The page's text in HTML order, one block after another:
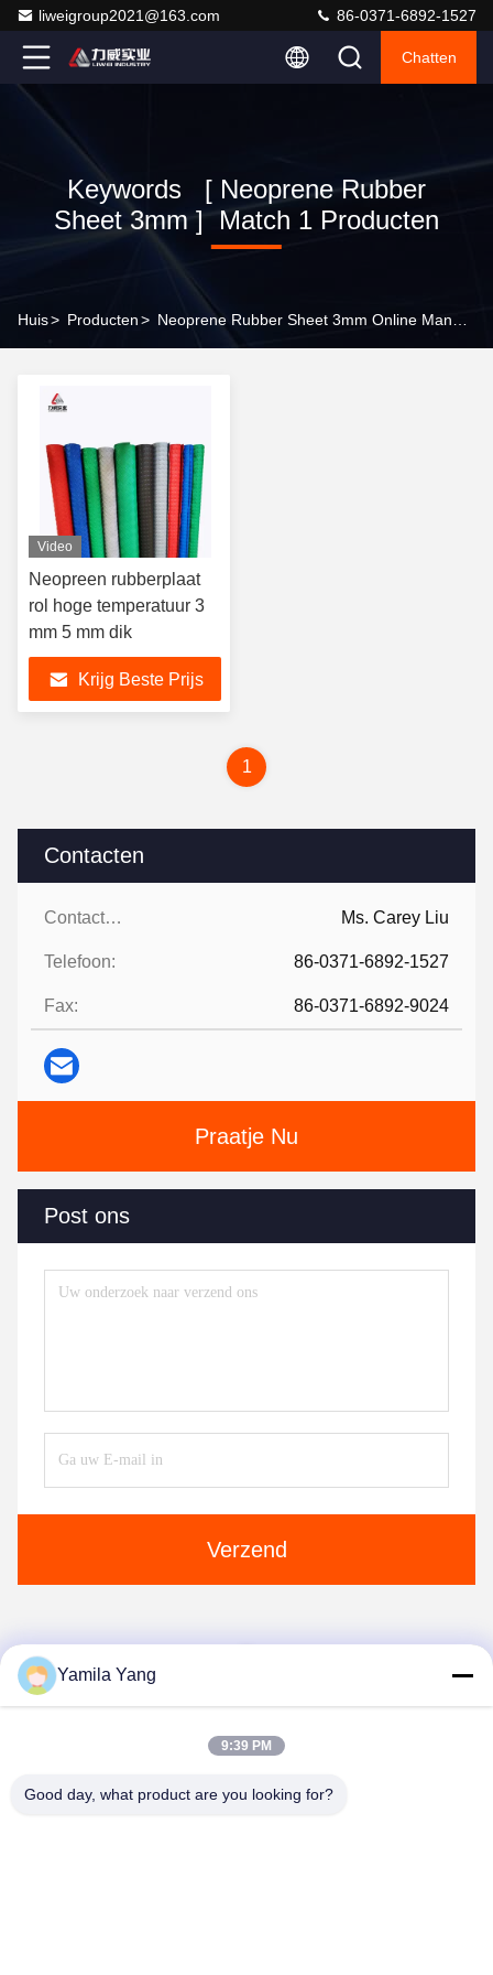
liweigroup2021@163.com 86-0371-6892-1527
Chatten
Keywords [ Neoprene Rubber
Sheet 3mm ] Match 1 Producten
Huis> Producten>
Contacten
Contacten: Ms. Carey Liu
Telefoon: 86-0371-6892-1527
Fax: 86-0371-6892-9024
Praatje Nu
Post ons
Verzend
Video
Neopreen rubberplaat
rol hoge temperatuur 3
mm 5 mm dik
Krijg Beste Prijs
1
Yamila Yang
9:39 PM
Good day, what product are you looking for?